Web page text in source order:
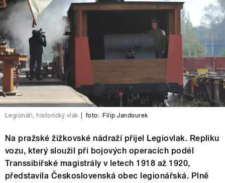
Legionáři, historický vlak foto: Filip Jandourek
Na pražské žižkovské nádraží přijel Legiovlak. Repliku
vozu, který sloužil při bojových operacích podél
Transsibiřské magistrály v letech 1918 až 1920,
představila Československá obec legionářská. Plně